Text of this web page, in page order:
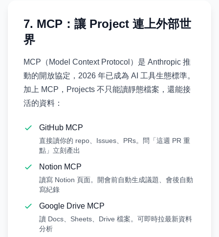
7. MCP：讓 Project 連上外部世
界
MCP（Model Context Protocol）是 Anthropic 推
動的開放協定，2026 年已成為 AI 工具生態標準。
加上 MCP，Projects 不只能讀靜態檔案，還能接
活的資料：
GitHub MCP
直接讀你的 repo、Issues、PRs。問「這週 PR 重
點」立刻產出
Notion MCP
讀寫 Notion 頁面。開會前自動生成議題、會後自動
寫紀錄
Google Drive MCP
讀 Docs、Sheets、Drive 檔案。可即時拉最新資料
分析